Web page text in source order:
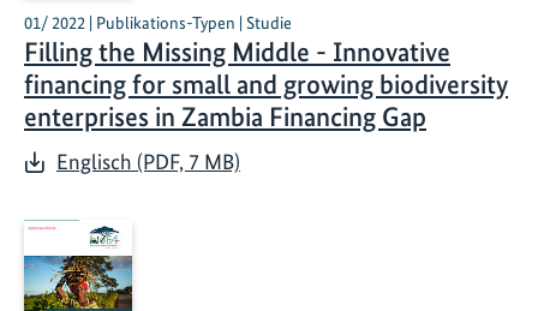
01/ 2022 | Publikations-Typen | Studie
Filling the Missing Middle - Innovative
financing for small and growing biodiversity
enterprises in Zambia Financing Gap
Englisch (PDF, 7 MB)